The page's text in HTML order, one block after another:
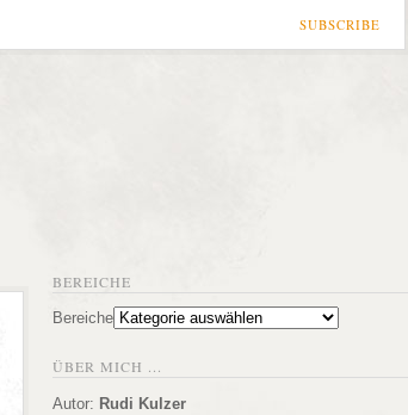
SUBSCRIBE
BEREICHE
Bereiche
ÜBER MICH ...
Autor: Rudi Kulzer